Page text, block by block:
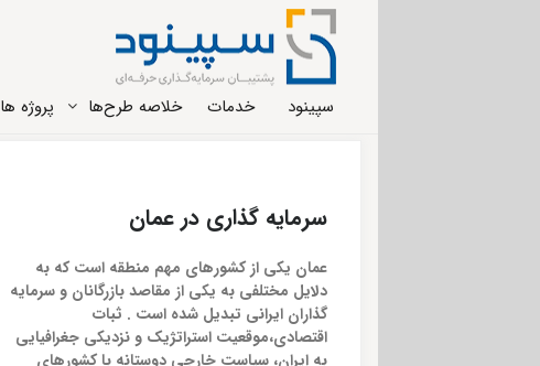
سپینود خدمات خلاصه طرح‌ها پروژه ‌ها
سرمایه گذاری در عمان
عمان یکی از کشورهای مهم منطقه است که به
دلایل مختلفی به یکی از مقاصد بازرگانان و سرمایه
گذاران ایرانی تبدیل شده است . ثبات
اقتصادی،موقعیت استراتژیک و نزدیکی جغرافیایی
به ایران، سیاست خارجی دوستانه با کشورهای